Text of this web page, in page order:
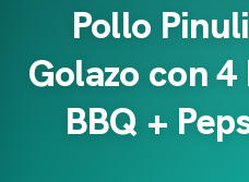
Pollo
Golazo con
BBQ +